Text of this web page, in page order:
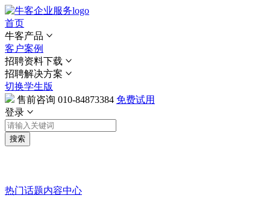
首页
牛客产品
客户案例
招聘资料下载
招聘解决方案
切换学生版
售前咨询 010-84873384 免费试用
登录
搜索
热门话题内容中心